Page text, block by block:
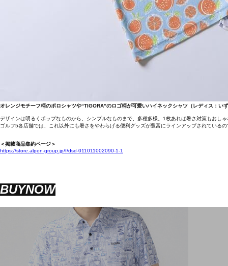
オレンジモチーフ柄のポロシャツや“TIGORA”のロゴ柄が可愛いハイネックシャツ（レディス：い
デザインは明るくポップなものから、シンプルなものまで、多種多様。1枚あれば暑さ対策もおし
ゴルフ5各店舗では、これ以外にも暑さをやわらげる便利グッズが豊富にラインアップされている
＜掲載商品集約ページ＞
https://store.alpen-group.jp/f/dsd-011011002090-1-1
BUYNOW